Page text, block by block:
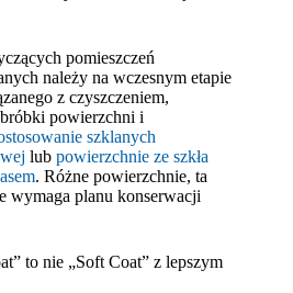
pomieszczeń
należy na wczesnym etapie
z czyszczeniem,
powierzchni i
szklanych
lub powierzchnie ze szkła
. Różne powierzchnie, ta
wymaga planu konserwacji
to nie „Soft Coat” z lepszym